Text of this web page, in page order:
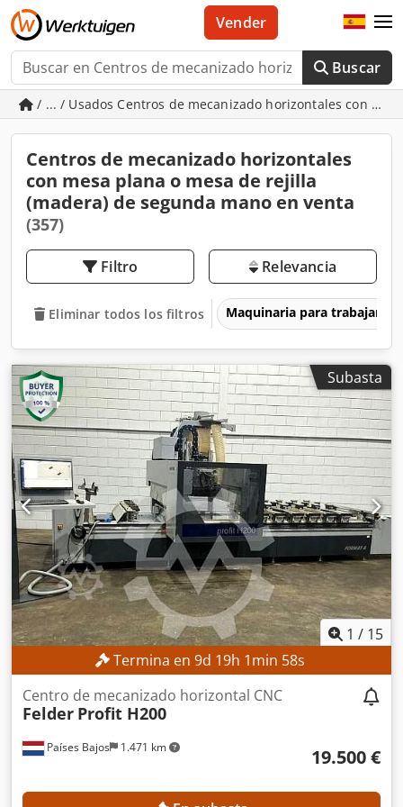
Buscar
Vender
/ ... / Usados Centros de mecanizado horizontales con
Centros de mecanizado horizontales
con mesa plana o mesa de rejilla
(madera) de segunda mano en venta
(357)
Filtro Relevancia
Eliminar todos los filtros Maquinaria para trabajar la
Subasta
1 / 15
Termina en 9d 19h 1min 56s
Países Bajos 1.471 km
Centro de mecanizado horizontal CNC
Felder Profit H200
19.500 €